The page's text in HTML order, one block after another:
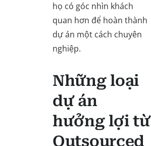
họ có góc nhìn khách
quan hơn để hoàn thành
dự án một cách chuyên
nghiệp.
Những loại
dự án
hưởng lợi từ
Outsourced